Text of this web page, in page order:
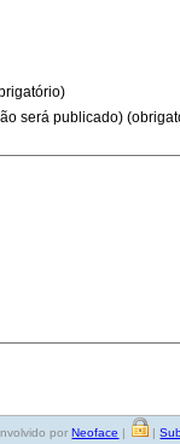
será publicado)
porNeoface | |